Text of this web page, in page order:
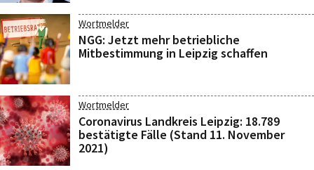
Wortmelder
NGG: Jetzt mehr betriebliche
Mitbestimmung in Leipzig schaffen
Wortmelder
Coronavirus Landkreis Leipzig: 18.789
bestätigte Fälle (Stand 11. November
2021)